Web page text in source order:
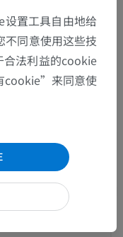
置工具自由地给
不同意使用这些技
合法利益的cookie
cookie”来同意使